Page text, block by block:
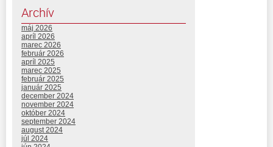
Archív
máj 2026
apríl 2026
marec 2026
február 2026
apríl 2025
marec 2025
február 2025
január 2025
december 2024
november 2024
október 2024
september 2024
august 2024
júl 2024